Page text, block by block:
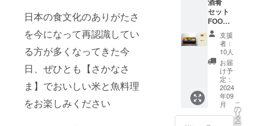
日本の食文化のありがたさ
を今になって再認識してい
る方が多くなってきた今
日、ぜひとも【さかなさ
ま】でおいしい米と魚料理
をお楽しみください
ぐ取り組み
をを幅広く
展開し、よ
り濃密な究
極の食体験
を提供、ま
た食を起点
とした地方
創生、関係
家族、
ご友人
などお
誘い合
わせの
上、お
店にい
らして
くださ
い！ ※
お食事
券の有
効期間
セット
FOOD
GROOV
E
JAPAN
が厳選
した、
お酒に
合うお
つまみ
のセッ
トをお
支援
者：
10人
お届
け予
定：
2024
年09
月
こ
の
リ
タ
ー